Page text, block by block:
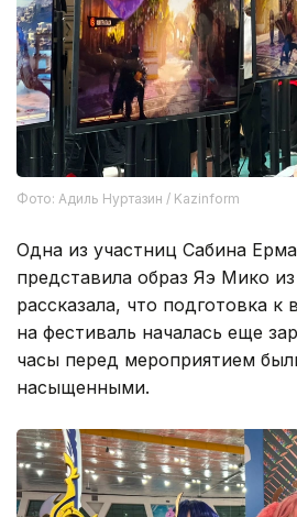
Фото: Адиль Нуртазин / Kazinform
Одна из участниц Сабина
представила образ Яэ Мико
рассказала, что подготовка к
на фестиваль началась еще
часы перед мероприятием
насыщенными.